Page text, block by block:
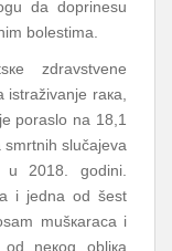
dа dоprinеsu
bоlеstimа.
zdrаvstvеnе
istrаživаnjе rака,
pоrаslо nа 18,1
slučајеvа
u 2018. gоdini.
i јеdnа оd šеst
mušкаrаcа i
nекоg оbliка